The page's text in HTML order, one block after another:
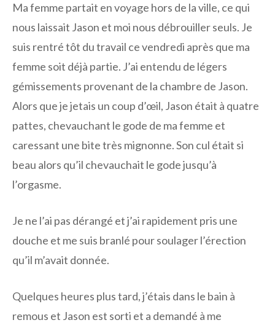
Ma femme partait en voyage hors de la ville, ce qui
nous laissait Jason et moi nous débrouiller seuls. Je
suis rentré tôt du travail ce vendredi après que ma
femme soit déjà partie. J’ai entendu de légers
gémissements provenant de la chambre de Jason.
Alors que je jetais un coup d’œil, Jason était à quatre
pattes, chevauchant le gode de ma femme et
caressant une bite très mignonne. Son cul était si
beau alors qu’il chevauchait le gode jusqu’à
l’orgasme.
Je ne l’ai pas dérangé et j’ai rapidement pris une
douche et me suis branlé pour soulager l’érection
qu’il m’avait donnée.
Quelques heures plus tard, j’étais dans le bain à
remous et Jason est sorti et a demandé à me